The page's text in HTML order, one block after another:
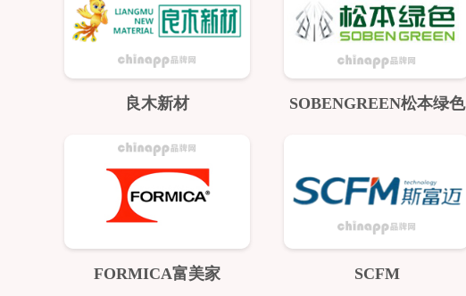
良木新材 SOBENGREEN松本绿色
FORMICA富美家 SCFM